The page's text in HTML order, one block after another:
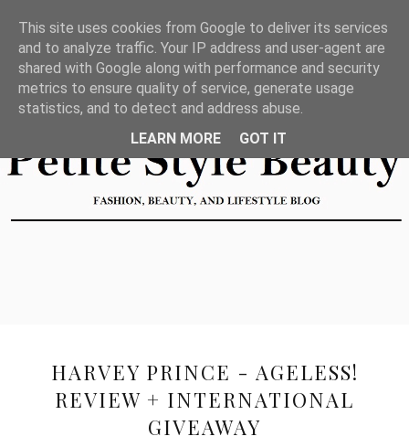
HARVEY PRINCE - AGELESS!
REVIEW + INTERNATIONAL
GIVEAWAY
This site uses cookies from Google to deliver its services
and to analyze traffic. Your IP address and user-agent are
shared with Google along with performance and security
metrics to ensure quality of service, generate usage
statistics, and to detect and address abuse.
LEARN MORE
GOT IT